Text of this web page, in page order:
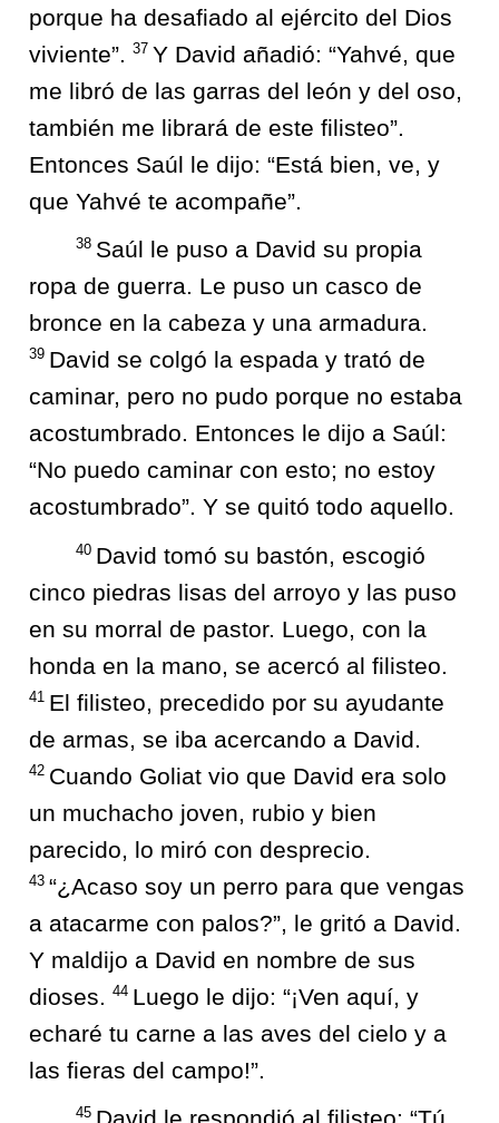
porque ha desafiado al ejército del Dios
viviente”. 37 Y David añadió: “Yahvé, que
me libró de las garras del león y del oso,
también me librará de este filisteo”.
Entonces Saúl le dijo: “Está bien, ve, y
que Yahvé te acompañe”.
38 Saúl le puso a David su propia
ropa de guerra. Le puso un casco de
bronce en la cabeza y una armadura.
39 David se colgó la espada y trató de
caminar, pero no pudo porque no estaba
acostumbrado. Entonces le dijo a Saúl:
“No puedo caminar con esto; no estoy
acostumbrado”. Y se quitó todo aquello.
40 David tomó su bastón, escogió
cinco piedras lisas del arroyo y las puso
en su morral de pastor. Luego, con la
honda en la mano, se acercó al filisteo.
41 El filisteo, precedido por su ayudante
de armas, se iba acercando a David.
42 Cuando Goliat vio que David era solo
un muchacho joven, rubio y bien
parecido, lo miró con desprecio.
43 “¿Acaso soy un perro para que vengas
a atacarme con palos?”, le gritó a David.
Y maldijo a David en nombre de sus
dioses. 44 Luego le dijo: “¡Ven aquí, y
echaré tu carne a las aves del cielo y a
las fieras del campo!”.
45